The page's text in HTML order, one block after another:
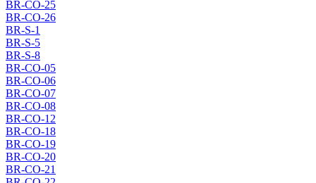
BR-CO-25
BR-CO-26
BR-S-1
BR-S-5
BR-S-8
BR-CO-05
BR-CO-06
BR-CO-07
BR-CO-08
BR-CO-12
BR-CO-18
BR-CO-19
BR-CO-20
BR-CO-21